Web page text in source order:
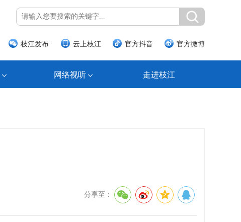
枝江发布 云上枝江 官方抖音 官方微博
网络视听 走进枝江
分享至：